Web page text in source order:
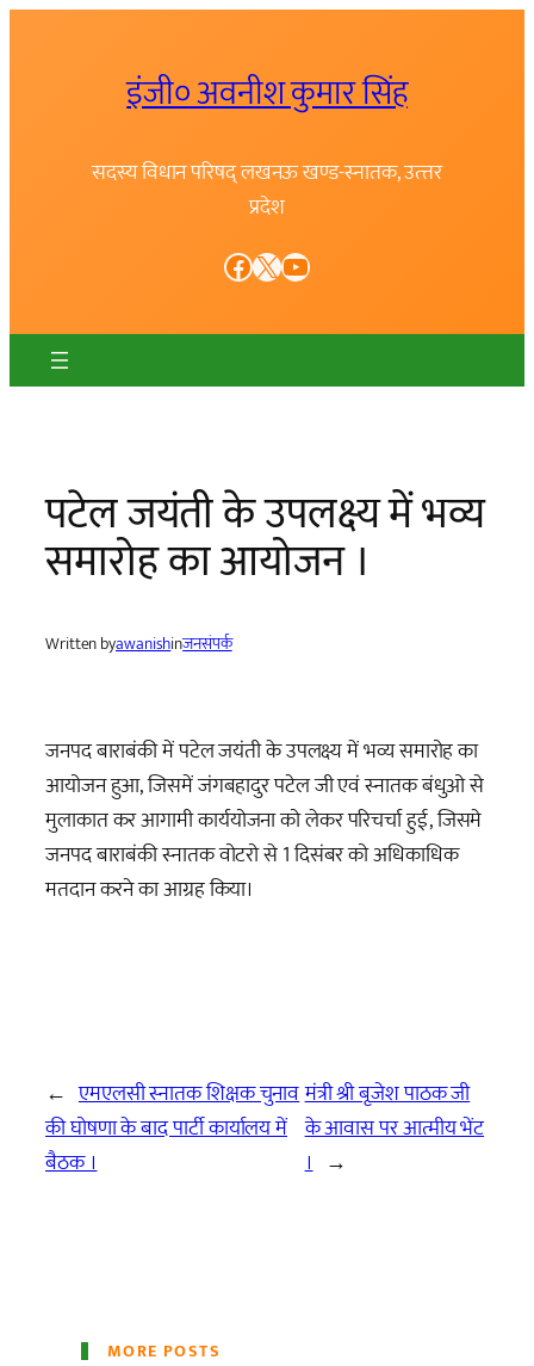
इंजी० अवनीश कुमार सिंह
सदस्य विधान परिषद् लखनऊ खण्ड-स्नातक, उत्त्तर
प्रदेश
Facebook X YouTube
पटेल जयंती के उपलक्ष्य में भव्य
समारोह का आयोजन ।
Written byawanishinजनसंपर्क
जनपद बाराबंकी में पटेल जयंती के उपलक्ष्य में भव्य समारोह का
आयोजन हुआ, जिसमें जंगबहादुर पटेल जी एवं स्नातक बंधुओ से
मुलाकात कर आगामी कार्ययोजना को लेकर परिचर्चा हुई, जिसमे
जनपद बाराबंकी स्नातक वोटरो से 1 दिसंबर को अधिकाधिक
मतदान करने का आग्रह किया।
← एमएलसी स्नातक शिक्षक चुनाव
की घोषणा के बाद पार्टी कार्यालय में
बैठक ।
मंत्री श्री बृजेश पाठक जी
के आवास पर आत्मीय भेंट
। →
MORE POSTS